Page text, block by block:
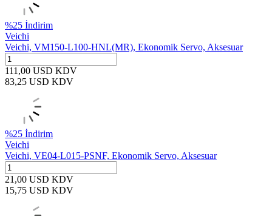
%25 İndirim
Veichi
Veichi, VM150-L100-HNL(MR), Ekonomik Servo, Aksesuar
111,00 USD KDV
83,25 USD KDV
%25 İndirim
Veichi
Veichi, VE04-L015-PSNF, Ekonomik Servo, Aksesuar
21,00 USD KDV
15,75 USD KDV